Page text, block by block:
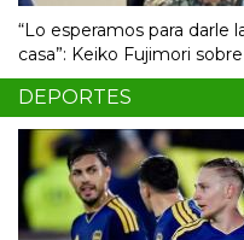
“Lo esperamos para darle
casa”: Keiko Fujimori
DEPORTES